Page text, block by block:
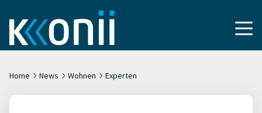
Home News Wohnen Experten